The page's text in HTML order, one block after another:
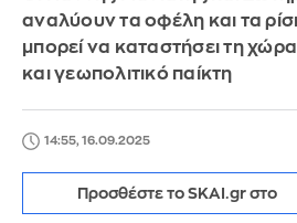
αναλύουν τα οφέλη και τα
μπορεί να καταστήσει τη
και γεωπολιτικό παίκτη
14:55, 16.09.2025
Προσθέστε το SKAI.gr στο